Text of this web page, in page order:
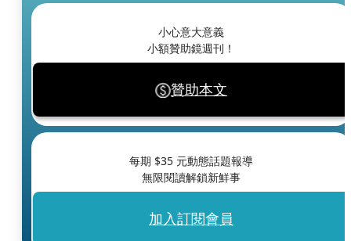
小心意大意義
小額贊助鏡週刊！
贊助本文
每期 $35 元動態話題報導
無限閱讀解鎖新鮮事
加入訂閱會員